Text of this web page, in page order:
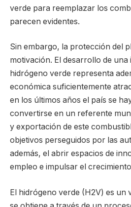
verde para reemplazar los
parecen evidentes.
Sin embargo, la protección del
motivación. El desarrollo de una
hidrógeno verde representa
económica suficientemente
en los últimos años el país se
convertirse en un referente
y exportación de este
objetivos perseguidos por las
además, el abrir espacios de
empleo e impulsar el
El hidrógeno verde (H2V) es un